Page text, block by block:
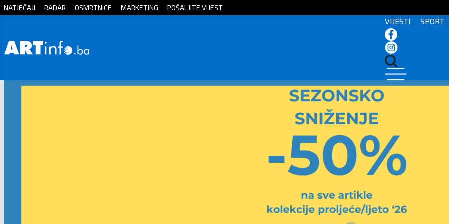
Početna
NATJEČAJI RADAR OSMRTNICE MARKETING POŠALJITE VIJEST
VIJESTI SPORT